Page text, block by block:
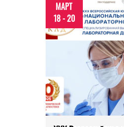
МАРТ
18 - 20